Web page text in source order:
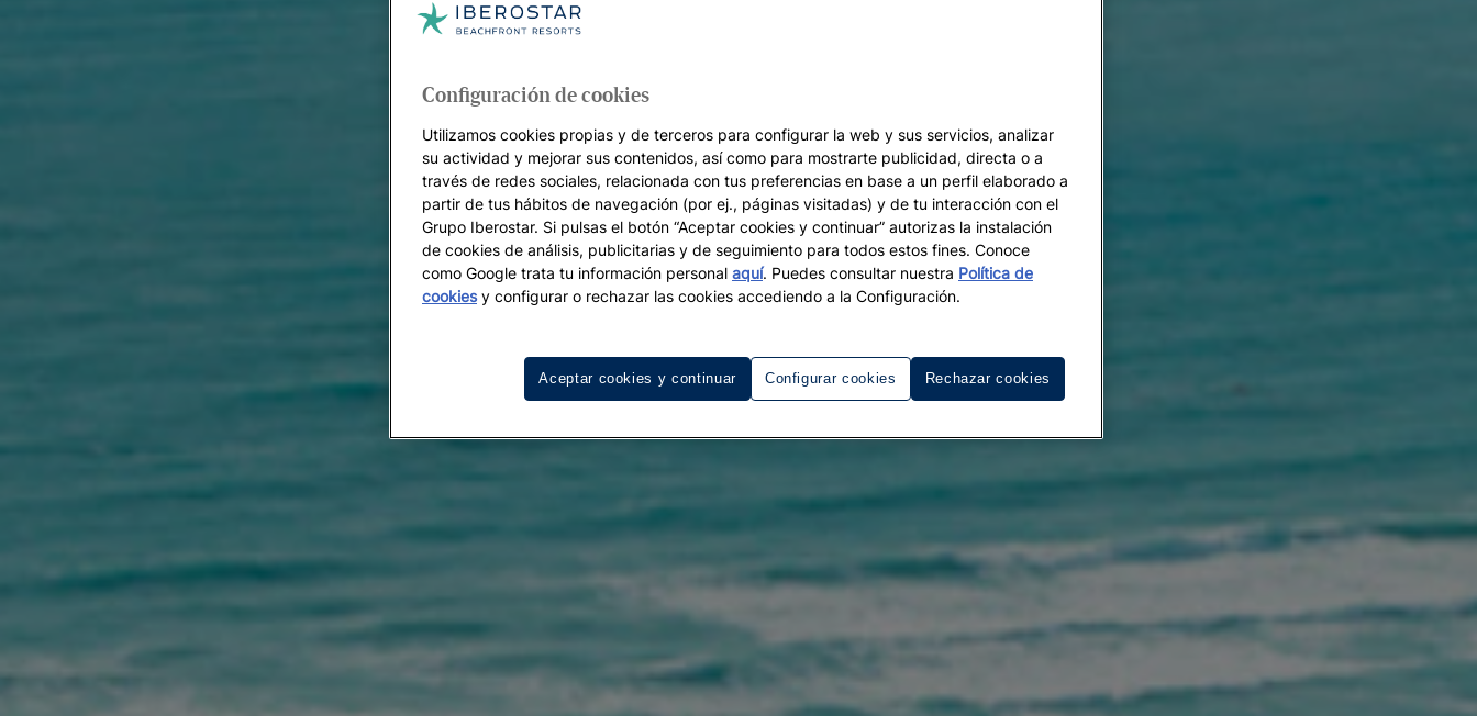
Configuración de cookies
Utilizamos cookies propias y de terceros para configurar la web y sus servicios, analizar
su actividad y mejorar sus contenidos, así como para mostrarte publicidad, directa o a
través de redes sociales, relacionada con tus preferencias en base a un perfil elaborado a
partir de tus hábitos de navegación (por ej., páginas visitadas) y de tu interacción con el
Grupo Iberostar. Si pulsas el botón “Aceptar cookies y continuar” autorizas la instalación
de cookies de análisis, publicitarias y de seguimiento para todos estos fines. Conoce
como Google trata tu información personal aquí. Puedes consultar nuestra Política de
cookiesy configurar o rechazar las cookies accediendo a la Configuración.
Configurar cookies Rechazar cookies
Aceptar cookies y continuar